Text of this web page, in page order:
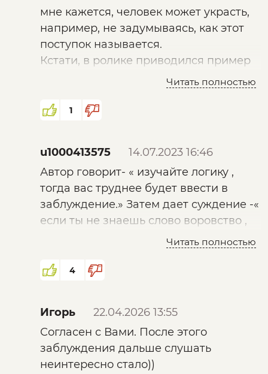
мне кажется, человек может украсть,
например, не задумываясь, как этот
поступок называется.
Кстати, в ролике приводился пример
военного коммунизма, который был
принцип, который тогда еще не имел
Читать полностью
1
u1000413575
14.07.2023 16:46
Автор говорит- « изучайте логику ,
тогда вас труднее будет ввести в
заблуждение.» Затем дает суждение -«
если ты не знаешь слово воровство ,
ты никогда не будешь воровать.»
Не знаешь слово = никогда не будешь
Это ложное логическое суждение .
Просто сразу врезалось в слух.
Животные не знают слово
«воровство», и человек до того как
Читать полностью
4
Игорь
22.04.2026 13:55
Согласен с Вами. После этого
заблуждения дальше слушать
неинтересно стало))